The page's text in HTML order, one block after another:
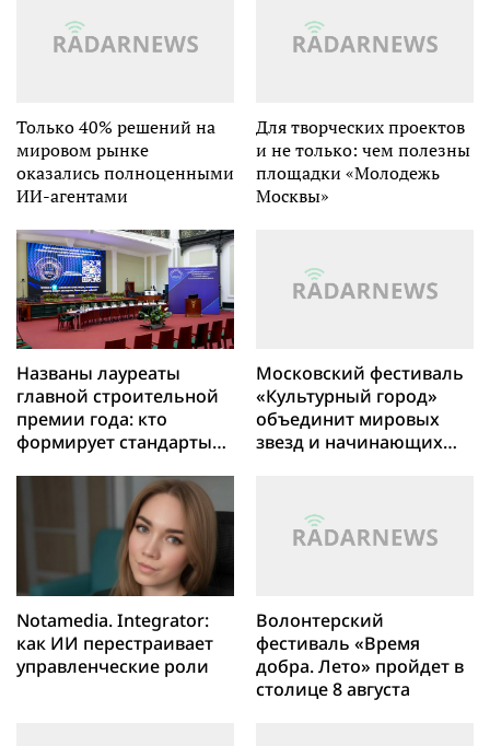
Только 40% решений на
мировом рынке
оказались полноценными
ИИ-агентами
Для творческих проектов
и не только: чем полезны
площадки «Молодежь
Москвы»
Названы лауреаты
главной строительной
премии года: кто
формирует стандарты
Московский фестиваль
«Культурный город»
объединит мировых
звезд и начинающих
Notamedia. Integrator:
как ИИ перестраивает
управленческие роли
Волонтерский
фестиваль «Время
добра. Лето» пройдет в
столице 8 августа